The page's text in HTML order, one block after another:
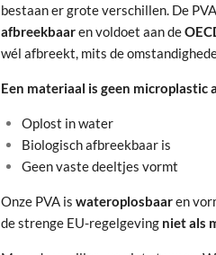
bestaan er grote verschillen. De
afbreekbaaren voldoet aan de
wél afbreekt, mits de
Een materiaal is geen microplastic
Oplost in water
Biologisch afbreekbaar is
Geen vaste deeltjes vormt
Onze PVA is wateroplosbaaren
de strenge EU-regelgeving niet als